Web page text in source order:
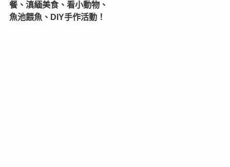
餐、滇緬美食、看小動物、
魚池餵魚、DIY手作活動！